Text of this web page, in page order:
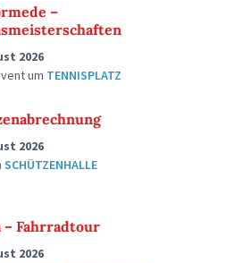
–
2026
um TENNISPLATZ
2026
SCHÜTZENHALLE
– Fahrradtour
2026